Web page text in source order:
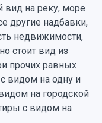
вид на реку, море
другие надбавки,
недвижимости,
стоит вид из
прочих равных
видом на одну и
на городской
с видом на